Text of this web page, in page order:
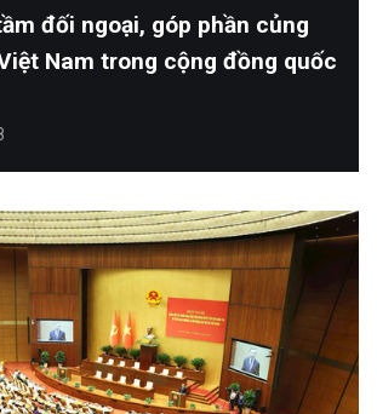
đối ngoại, góp phần củng
Nam trong cộng đồng quốc